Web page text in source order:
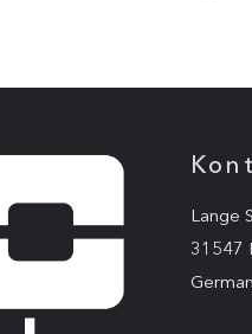
Lange
31547